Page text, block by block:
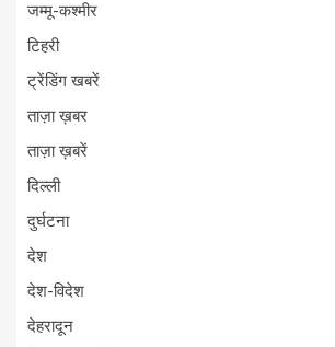
जम्मू-कश्मीर
टिहरी
ट्रेंडिंग खबरें
ताज़ा ख़बर
ताज़ा ख़बरें
दिल्ली
दुर्घटना
देश
देश-विदेश
देहरादून